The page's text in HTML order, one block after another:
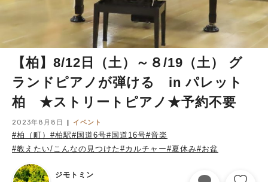
【柏】8/12日（土）～８/19（土） グ
ランドピアノが弾ける in パレット
柏 ★ストリートピアノ★予約不要
2023年8月8日 イベント
#柏（町） #柏駅#国道6号#国道16号#音楽
#教えたい/こんなの見つけた#カルチャー#夏休み#お盆
ジモトミン